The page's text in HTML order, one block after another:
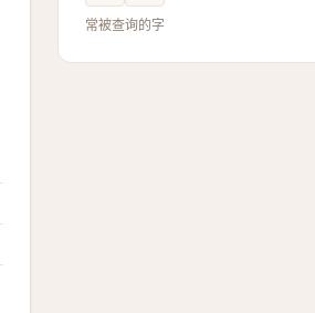
常被查询的字